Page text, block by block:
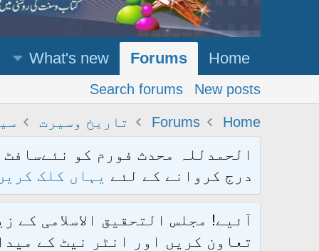
Home
Forums
What's new
New posts
Search forums
Home
Forums تاریخ وسیرت
درج کروانے کے لئے یہاں کلک
آئیے! مجلس التحقیق الاسلامی
تعاون کریں اور انٹر نیٹ کے